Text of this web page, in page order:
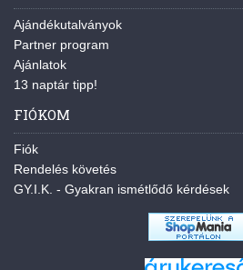
Ajándékutalványok
Partner program
Ajánlatok
13 naptár tipp!
FIÓKOM
Fiók
Rendelés követés
GY.I.K. - Gyakran ismétlődő kérdések